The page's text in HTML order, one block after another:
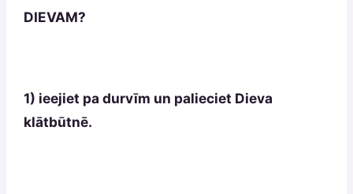
DIEVAM?
1) ieejiet pa durvīm un palieciet Dieva
klātbūtnē.